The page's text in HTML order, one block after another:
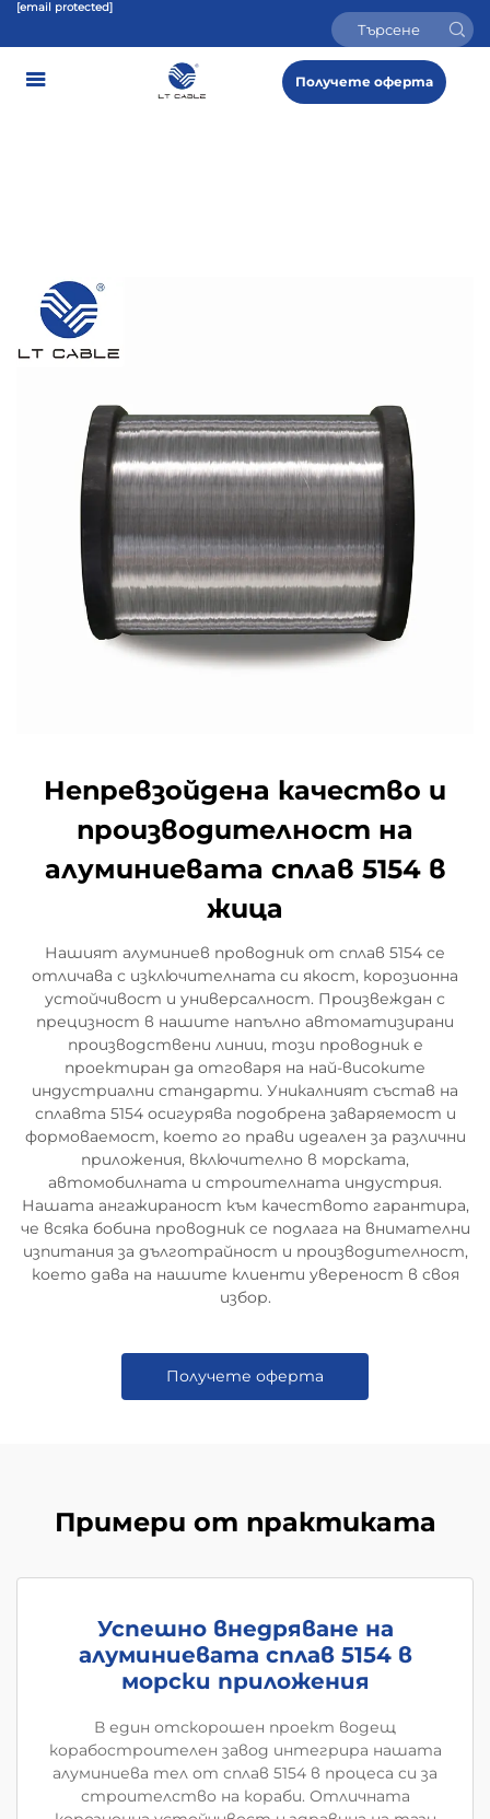
[email protected]
Получете оферта
Непревзойдена качество и
производителност на
алуминиевата сплав 5154 в
жица
Нашият алуминиев проводник от сплав 5154 се
отличава с изключителната си якост, корозионна
устойчивост и универсалност. Произвеждан с
прецизност в нашите напълно автоматизирани
производствени линии, този проводник е
проектиран да отговаря на най-високите
индустриални стандарти. Уникалният състав на
сплавта 5154 осигурява подобрена заваряемост и
формоваемост, което го прави идеален за различни
приложения, включително в морската,
автомобилната и строителната индустрия.
Нашата ангажираност към качеството гарантира,
че всяка бобина проводник се подлага на внимателни
изпитания за дълготрайност и производителност,
което дава на нашите клиенти увереност в своя
избор.
Получете оферта
Примери от практиката
Успешно внедряване на
алуминиевата сплав 5154 в
морски приложения
В един отскорошен проект водещ
корабостроителен завод интегрира нашата
алуминиева тел от сплав 5154 в процеса си за
строителство на кораби. Отличната